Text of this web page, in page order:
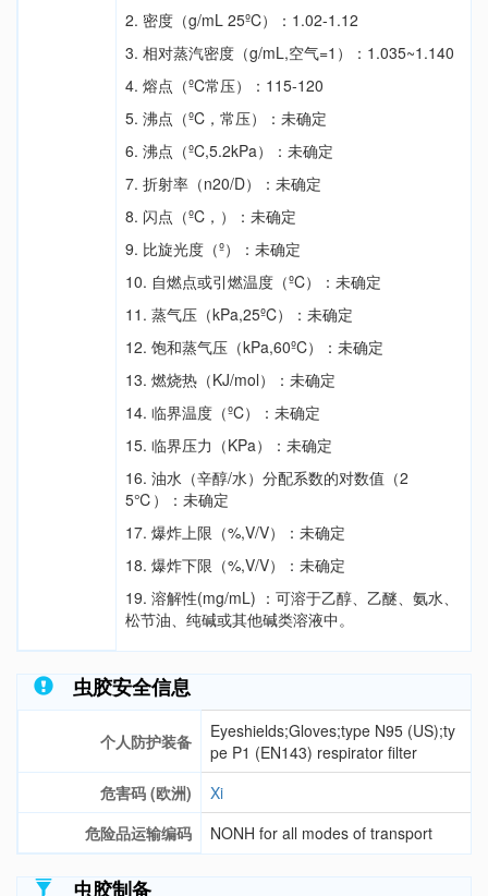
2. 密度（g/mL 25ºC）：1.02-1.12
3. 相对蒸汽密度（g/mL,空气=1）：1.035~1.140
4. 熔点（ºC常压）：115-120
5. 沸点（ºC，常压）：未确定
6. 沸点（ºC,5.2kPa）：未确定
7. 折射率（n20/D）：未确定
8. 闪点（ºC，）：未确定
9. 比旋光度（º）：未确定
10. 自燃点或引燃温度（ºC）：未确定
11. 蒸气压（kPa,25ºC）：未确定
12. 饱和蒸气压（kPa,60ºC）：未确定
13. 燃烧热（KJ/mol）：未确定
14. 临界温度（ºC）：未确定
15. 临界压力（KPa）：未确定
16. 油水（辛醇/水）分配系数的对数值（2
5℃）：未确定
17. 爆炸上限（%,V/V）：未确定
18. 爆炸下限（%,V/V）：未确定
19. 溶解性(mg/mL) ：可溶于乙醇、乙醚、氨水、
松节油、纯碱或其他碱类溶液中。
虫胶安全信息
个人防护装备
Eyeshields;Gloves;type N95 (US);ty
pe P1 (EN143) respirator filter
危害码 (欧洲)
Xi
危险品运输编码
NONH for all modes of transport
虫胶制备